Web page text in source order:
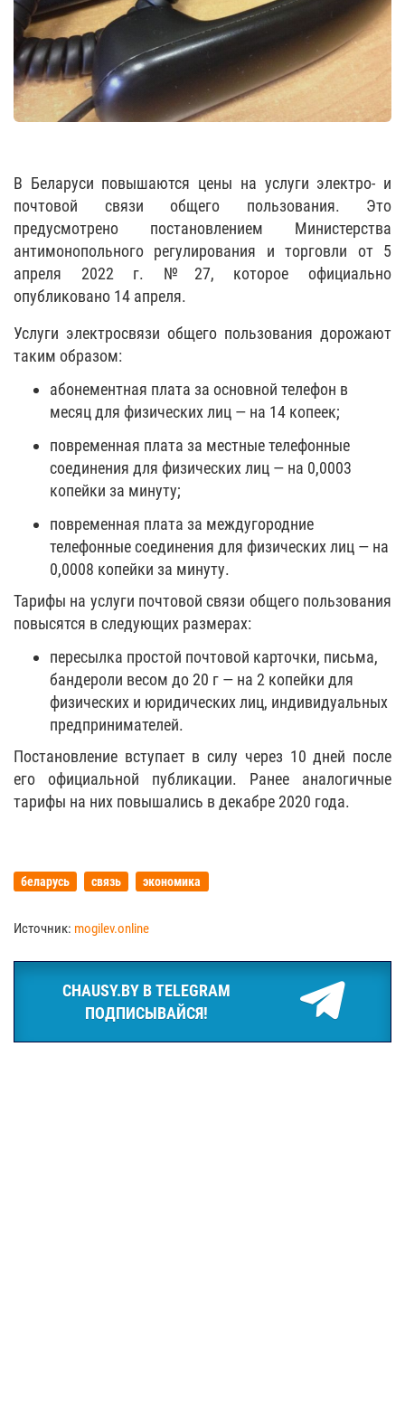
В Беларуси повышаются цены на услуги электро- и
почтовой связи общего пользования. Это
предусмотрено постановлением Министерства
антимонопольного регулирования и торговли от 5
апреля 2022 г. №27, которое официально
опубликовано 14 апреля.
Услуги электросвязи общего пользования дорожают
таким образом:
абонементная плата за основной телефон в
месяц для физических лиц — на 14 копеек;
повременная плата за местные телефонные
соединения для физических лиц — на 0,0003
копейки за минуту;
повременная плата за междугородние
телефонные соединения для физических лиц — на
0,0008 копейки за минуту.
Тарифы на услуги почтовой связи общего пользования
повысятся в следующих размерах:
пересылка простой почтовой карточки, письма,
бандероли весом до 20 г — на 2 копейки для
физических и юридических лиц, индивидуальных
предпринимателей.
Постановление вступает в силу через 10 дней после
его официальной публикации. Ранее аналогичные
тарифы на них повышались в декабре 2020 года.
беларусь связь экономика
Источник: mogilev.online
CHAUSY.BY В TELEGRAM
ПОДПИСЫВАЙСЯ!